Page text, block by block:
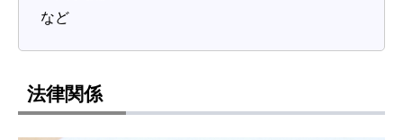
など
法律関係